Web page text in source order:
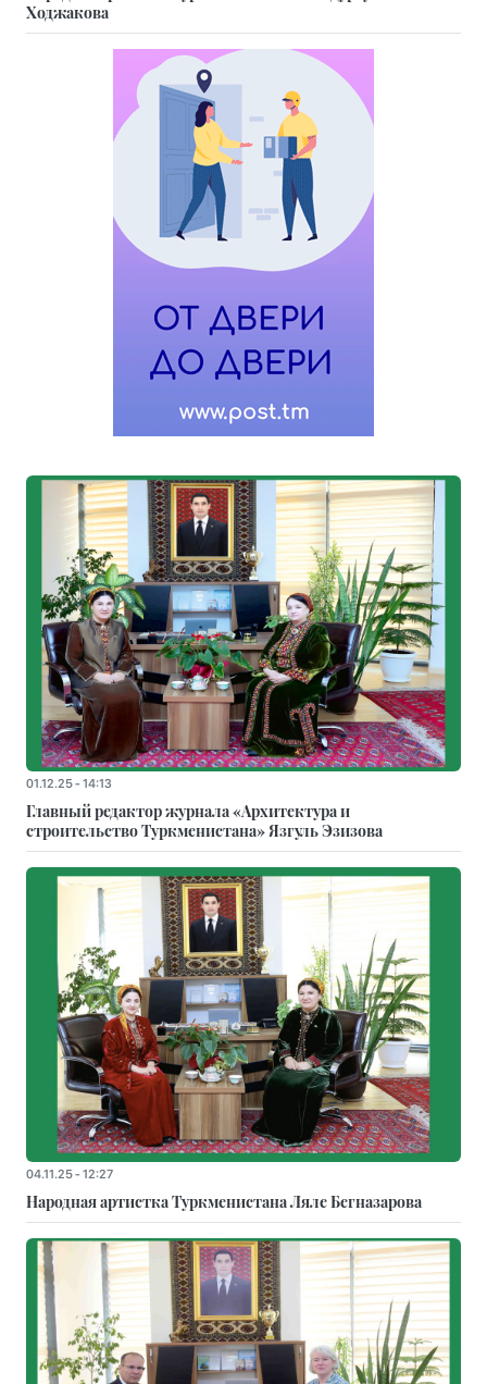
Ходжакова
01.12.25 - 14:13
Главный редактор журнала «Архитектура и
строительство Туркменистана» Язгуль Эзизова
04.11.25 - 12:27
Народная артистка Туркменистана Ляле Бегназарова